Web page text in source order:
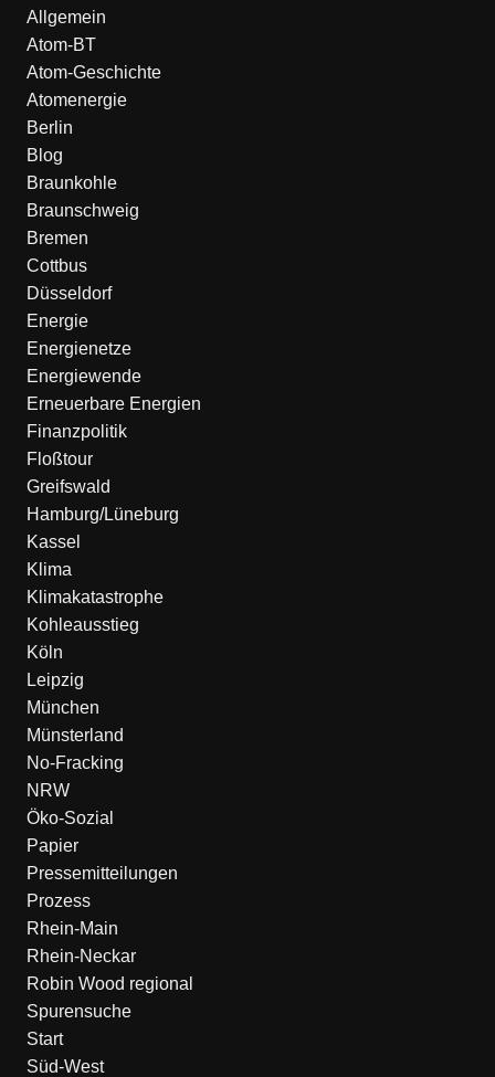
Allgemein
Atom-BT
Atom-Geschichte
Atomenergie
Berlin
Blog
Braunkohle
Braunschweig
Bremen
Cottbus
Düsseldorf
Energie
Energienetze
Energiewende
Erneuerbare Energien
Finanzpolitik
Floßtour
Greifswald
Hamburg/Lüneburg
Kassel
Klima
Klimakatastrophe
Kohleausstieg
Köln
Leipzig
München
Münsterland
No-Fracking
NRW
Öko-Sozial
Papier
Pressemitteilungen
Prozess
Rhein-Main
Rhein-Neckar
Robin Wood regional
Spurensuche
Start
Süd-West